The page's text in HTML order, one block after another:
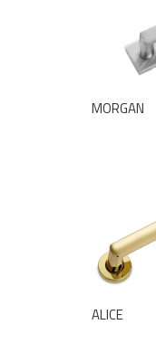
MORGAN
ALICE